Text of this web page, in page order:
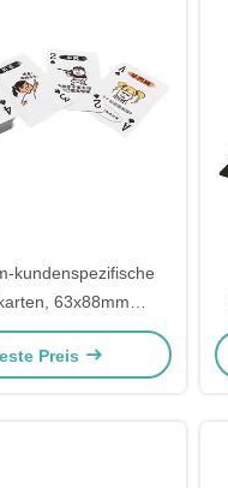
kundenspezifische
63x88mm
Karten
Preis